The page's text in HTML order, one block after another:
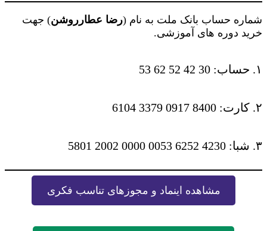
شماره حساب بانک ملت به نام (رضا عطارروشن) جهت
خرید دوره های آموزشی.
۱. حساب: 30 42 52 62 53
۲. کارت: 8400 0917 3379 6104
۳. شبا: 4230 6252 0053 0000 2002 5801
مشاهده اینماد و مجوزهای تناسب فکری